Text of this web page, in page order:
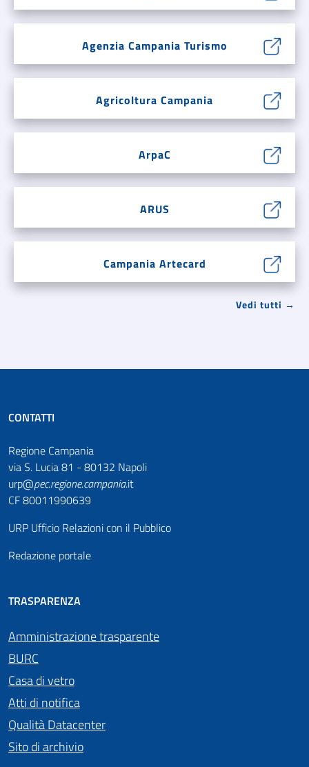
Agenzia Campania Turismo
Agricoltura Campania
ArpaC
ARUS
Campania Artecard
Vedi tutti →
CONTATTI
Regione Campania
via S. Lucia 81 - 80132 Napoli
urp@pec.regione.campania.it
CF 80011990639
URP Ufficio Relazioni con il Pubblico
Redazione portale
TRASPARENZA
Amministrazione trasparente
BURC
Casa di vetro
Atti di notifica
Qualità Datacenter
Sito di archivio